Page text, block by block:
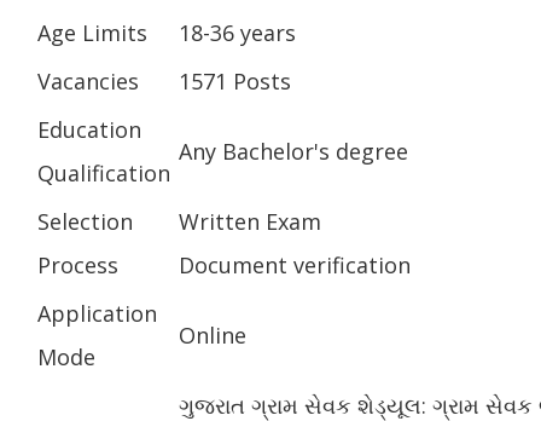
Age Limits
18-36 years
Vacancies
1571 Posts
Education
Qualification
Any Bachelor's degree
Selection
Process
Written Exam
Document verification
Application
Mode
Online
ગુજરાત ગ્રામ સેવક શેડ્યૂલ: ગ્રામ સેવક